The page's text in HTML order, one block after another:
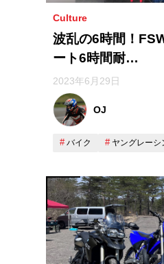
Culture
波乱の6時間！
ート6時間耐…
2023年6月29日
OJ
バイク ヤングレーシ